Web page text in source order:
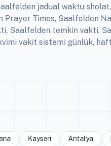
jadual waktu
Times, Saalfelden
Saalfelden temkin vakti,
vakit sistemi günlük,
Kayseri Antalya